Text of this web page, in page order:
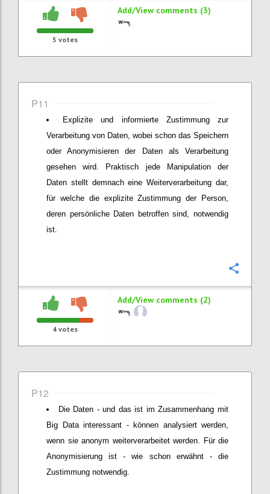
5 votes
Add/View comments (3)
P11
Explizite und informierte Zustimmung zur
Verarbeitung von Daten, wobei schon das Speichern
oder Anonymisieren der Daten als Verarbeitung
gesehen wird. Praktisch jede Manipulation der
Daten stellt demnach eine Weiterverarbeitung dar,
für welche die explizite Zustimmung der Person,
deren persönliche Daten betroffen sind, notwendig
ist.
4 votes
Add/View comments (2)
P12
Die Daten - und das ist im Zusammenhang mit
Big Data interessant - können analysiert werden,
wenn sie anonym weiterverarbeitet werden. Für die
Anonymisierung ist - wie schon erwähnt - die
Zustimmung notwendig.